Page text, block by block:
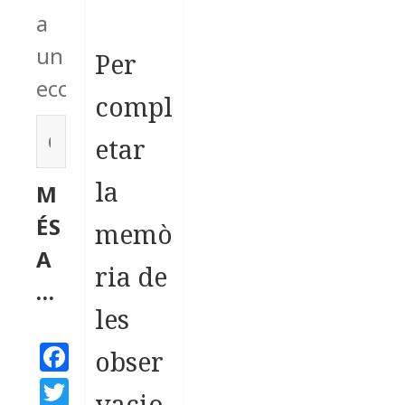
a
un
ecosistema.
e
r
c
a
:
M
ÉS
A
…
F
aT
Per
compl
etar
la
memò
ria de
les
obser